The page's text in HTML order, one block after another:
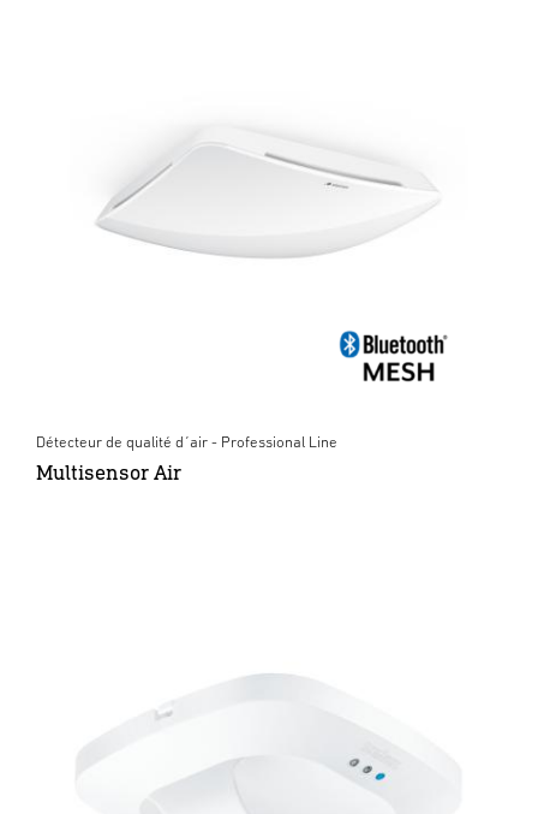
Détecteur de qualité d´air - Professional Line
Multisensor Air